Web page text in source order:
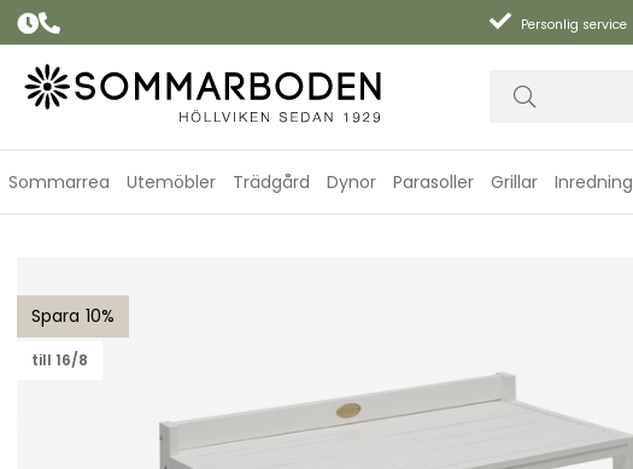
Personlig service
Sommarrea Utemöbler Trädgård Dynor Parasoller Grillar Inredning
10
till 16/8